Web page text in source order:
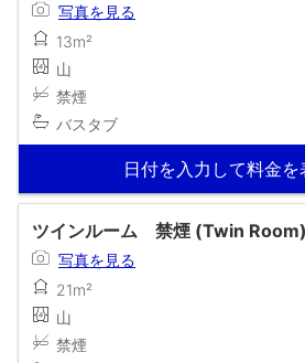
写真を見る
13m²
山
禁煙
バスタブ
日付を入力して料金を
ツインルーム 禁煙 (Twin Room)
写真を見る
21m²
山
禁煙